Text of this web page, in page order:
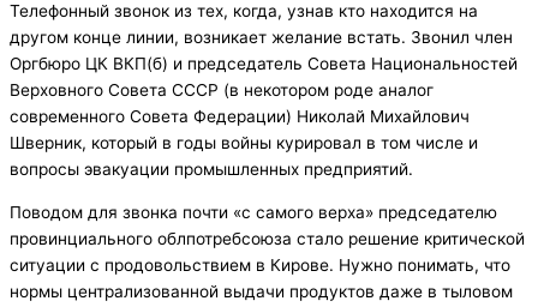
Телефонный звонок из тех, когда, узнав кто находится на
другом конце линии, возникает желание встать. Звонил член
Оргбюро ЦК ВКП(б) и председатель Совета Национальностей
Верховного Совета СССР (в некотором роде аналог
современного Совета Федерации) Николай Михайлович
Шверник, который в годы войны курировал в том числе и
вопросы эвакуации промышленных предприятий.
Поводом для звонка почти «с самого верха» председателю
провинциального облпотребсоюза стало решение критической
ситуации с продовольствием в Кирове. Нужно понимать, что
нормы централизованной выдачи продуктов даже в тыловом